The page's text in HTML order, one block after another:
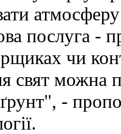
послуга -
чи
свят можна
-